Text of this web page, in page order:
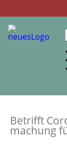
Betrifft
machung